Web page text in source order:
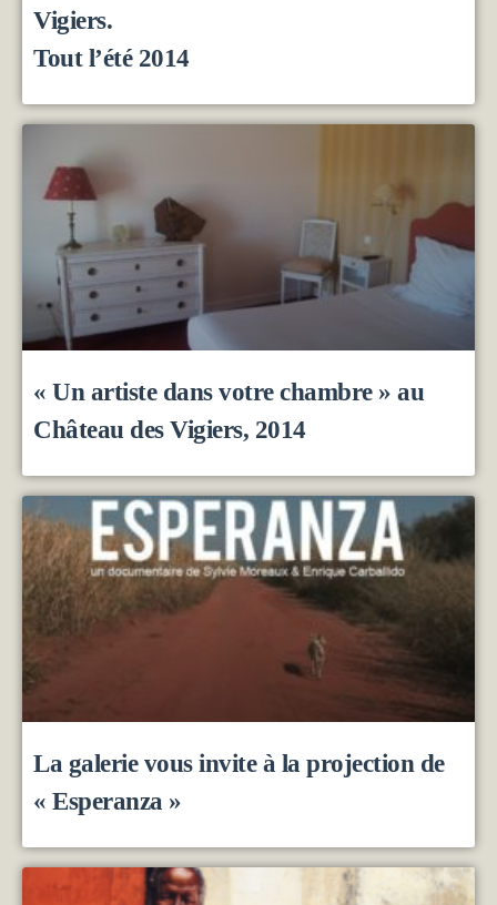
Vigiers.
Tout l’été 2014
« Un artiste dans votre chambre » au
Château des Vigiers, 2014
La galerie vous invite à la projection de
« Esperanza »